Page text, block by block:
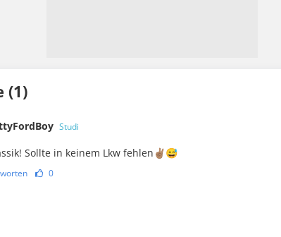
(1)
Studi
Sollte in keinem Lkw fehlen✌🏽😅
0